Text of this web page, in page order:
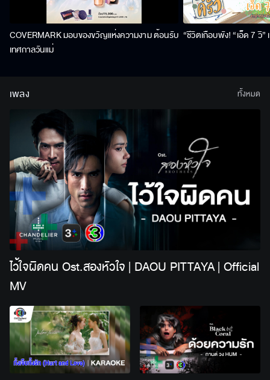
COVERMARK มอบของขวัญแห่งความงาม ต้อนรับ
เทศกาลวันแม่
“ชีวิตเกือบพัง! “เอ็ด 7 วิ
เพลง
ไว้ใจผิดคน Ost.สองหัวใจ | DAOU PITTAYA | Official
MV
ทั้งหมด